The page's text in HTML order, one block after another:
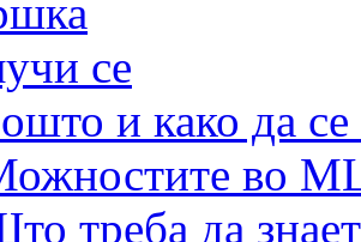
се
и како да
во
треба да